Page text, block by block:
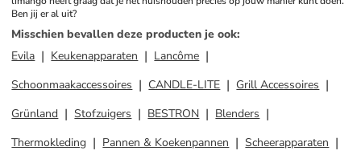
Ben jij er al uit?
Misschien bevallen deze producten je ook:
Evila
Keukenapparaten
Lancôme
Schoonmaakaccessoires
CANDLE-LITE
Grill Accessoires
Grünland
Stofzuigers BESTRON
Blenders
Thermokleding
Pannen & Koekenpannen
Scheerapparaten